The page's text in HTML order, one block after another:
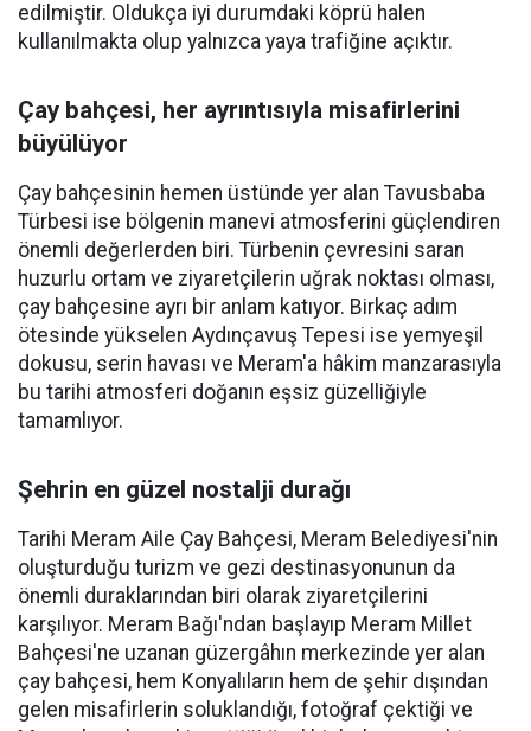
edilmiştir. Oldukça iyi durumdaki köprü halen
kullanılmakta olup yalnızca yaya trafiğine açıktır.
Çay bahçesi, her ayrıntısıyla misafirlerini
büyülüyor
Çay bahçesinin hemen üstünde yer alan Tavusbaba
Türbesi ise bölgenin manevi atmosferini güçlendiren
önemli değerlerden biri. Türbenin çevresini saran
huzurlu ortam ve ziyaretçilerin uğrak noktası olması,
çay bahçesine ayrı bir anlam katıyor. Birkaç adım
ötesinde yükselen Aydınçavuş Tepesi ise yemyeşil
dokusu, serin havası ve Meram'a hâkim manzarasıyla
bu tarihi atmosferi doğanın eşsiz güzelliğiyle
tamamlıyor.
Şehrin en güzel nostalji durağı
Tarihi Meram Aile Çay Bahçesi, Meram Belediyesi'nin
oluşturduğu turizm ve gezi destinasyonunun da
önemli duraklarından biri olarak ziyaretçilerini
karşılıyor. Meram Bağı'ndan başlayıp Meram Millet
Bahçesi'ne uzanan güzergâhın merkezinde yer alan
çay bahçesi, hem Konyalıların hem de şehir dışından
gelen misafirlerin soluklandığı, fotoğraf çektiği ve